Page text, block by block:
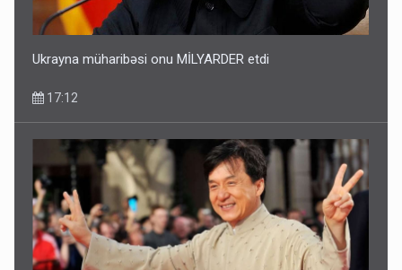
Ukrayna müharibəsi onu MİLYARDER etdi
17:12